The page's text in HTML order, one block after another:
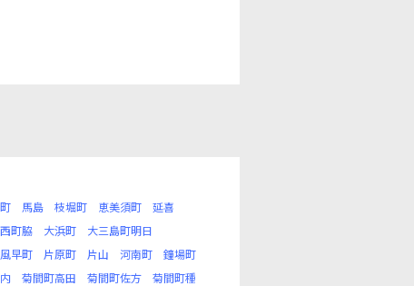
馬島 枝堀町 恵美須町
延喜
町脇 大浜町
大三島町明日
風早町 片原町 片山 河南町
鐘場町
菊間町高田 菊間町佐方
菊間町種